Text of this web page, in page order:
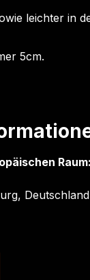
leichter in
5cm.
Raum:
Deutschland